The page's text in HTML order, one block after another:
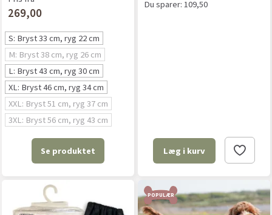
269,00
S: Bryst 33 cm, ryg 22 cm
M: Bryst 38 cm, ryg 26 cm
L: Bryst 43 cm, ryg 30 cm
XL: Bryst 46 cm, ryg 34 cm
XXL: Bryst 51 cm, ryg 37 cm
3XL: Bryst 56 cm, ryg 43 cm
Se produktet
Du sparer: 109,50
Læg i kurv
POPULÆR